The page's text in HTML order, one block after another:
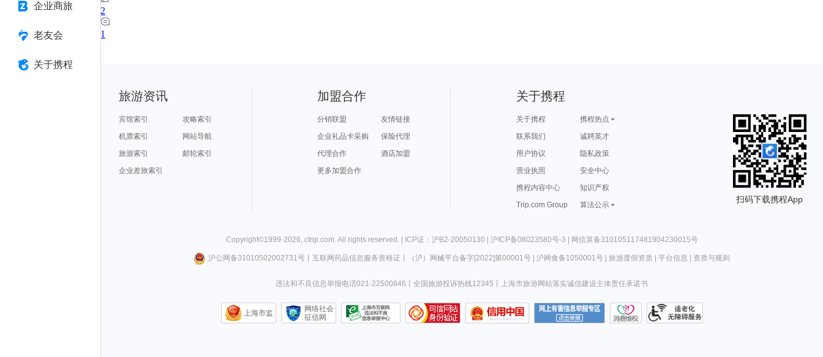
企业商旅
老友会
关于携程
2
1
旅游资讯
宾馆索引
攻略索引
机票索引
网站导航
旅游索引
邮轮索引
企业差旅索引
加盟合作
分销联盟
友情链接
企业礼品卡采购
保险代理
代理合作
酒店加盟
更多加盟合作
关于携程
关于携程
携程热点
联系我们
诚聘英才
用户协议
隐私政策
营业执照
安全中心
携程内容中心
知识产权
Trip.com Group
算法公示
扫码下载携程App
Copyright©1999-2026 ctrip.com . All rights reserved. | ICP证：沪B2-20050130 | 沪ICP备08023580号-3 | 网信算备310105117481904230015号
沪公网备31010502002731号丨 互联网药品信息服务资格证 （沪）网械平台备字[2022]第00001号| 沪网食备1050001号| 旅游度假资质| 平台信息 | 资质与规则
违法和不良信息举报电话021-22500846 全国旅游投诉热线12345 上海市旅游网站落实诚信建设主体责任承诺书
上海市监
网络社会
征信网